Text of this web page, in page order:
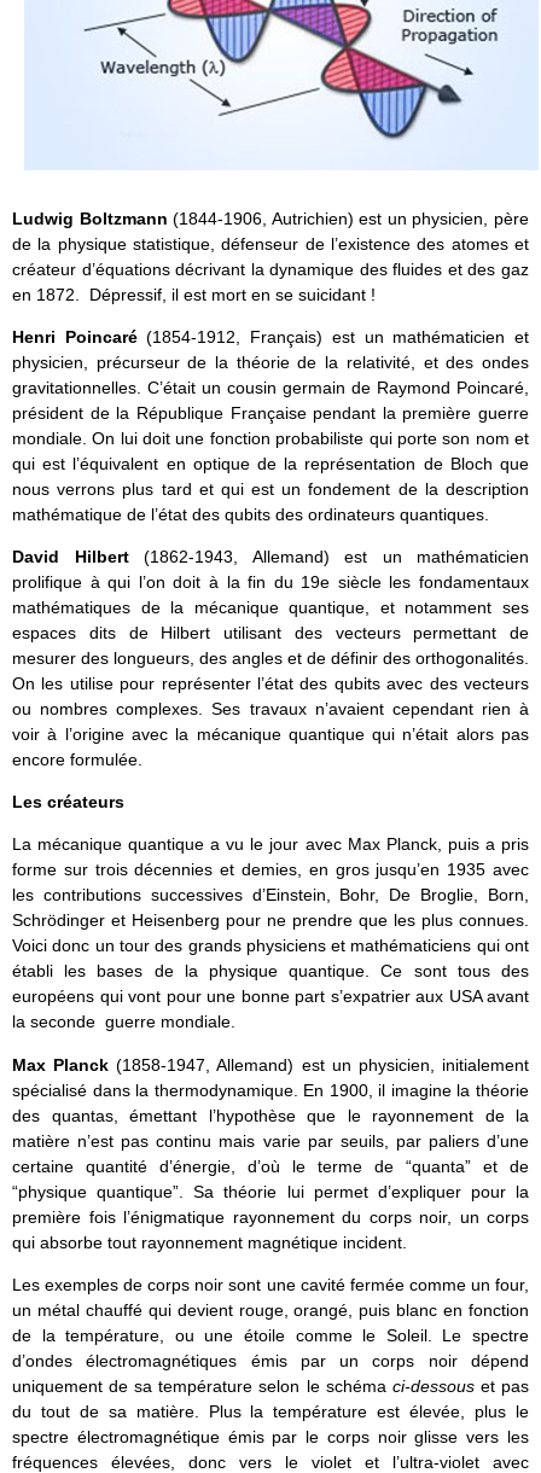
Ludwig Boltzmann (1844-1906, Autrichien) est un physicien, père
de la physique statistique, défenseur de l’existence des atomes et
créateur d’équations décrivant la dynamique des fluides et des gaz
en 1872. Dépressif, il est mort en se suicidant !
Henri Poincaré(1854-1912, Français) est un mathématicien et
physicien, précurseur de la théorie de la relativité, et des ondes
gravitationnelles. C’était un cousin germain de Raymond Poincaré,
président de la République Française pendant la première guerre
mondiale. On lui doit une fonction probabiliste qui porte son nom et
qui est l’équivalent en optique de la représentation de Bloch que
nous verrons plus tard et qui est un fondement de la description
mathématique de l’état des qubits des ordinateurs quantiques.
David Hilbert (1862-1943, Allemand) est un mathématicien
prolifique à qui l’on doit à la fin du 19e siècle les fondamentaux
mathématiques de la mécanique quantique, et notamment ses
espaces dits de Hilbert utilisant des vecteurs permettant de
mesurer des longueurs, des angles et de définir des orthogonalités.
On les utilise pour représenter l’état des qubits avec des vecteurs
ou nombres complexes. Ses travaux n’avaient cependant rien à
voir à l’origine avec la mécanique quantique qui n’était alors pas
encore formulée.
Les créateurs
La mécanique quantique a vu le jour avec Max Planck, puis a pris
forme sur trois décennies et demies, en gros jusqu’en 1935 avec
les contributions successives d’Einstein, Bohr, De Broglie, Born,
Schrödinger et Heisenberg pour ne prendre que les plus connues.
Voici donc un tour des grands physiciens et mathématiciens qui ont
établi les bases de la physique quantique. Ce sont tous des
européens qui vont pour une bonne part s’expatrier aux USA avant
la seconde guerre mondiale.
Max Planck(1858-1947, Allemand) est un physicien, initialement
spécialisé dans la thermodynamique. En 1900, il imagine la théorie
des quantas, émettant l’hypothèse que le rayonnement de la
matière n’est pas continu mais varie par seuils, par paliers d’une
certaine quantité d’énergie, d’où le terme de “quanta” et de
“physique quantique”. Sa théorie lui permet d’expliquer pour la
première fois l’énigmatique rayonnement du corps noir, un corps
qui absorbe tout rayonnement magnétique incident.
Les exemples de corps noir sont une cavité fermée comme un four,
un métal chauffé qui devient rouge, orangé, puis blanc en fonction
de la température, ou une étoile comme le Soleil. Le spectre
d’ondes électromagnétiques émis par un corps noir dépend
uniquement de sa température selon le schéma ci-dessous et pas
du tout de sa matière. Plus la température est élevée, plus le
spectre électromagnétique émis par le corps noir glisse vers les
fréquences élevées, donc vers le violet et l’ultra-violet avec